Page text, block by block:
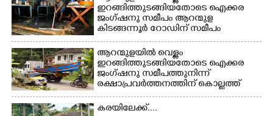
ഇറങ്ങിത്തുടങ്ങിയതോടെ ഐക്കര
ജംഗ്ഷനു സമീപം ആറന്മുള
കിടങ്ങന്നൂർ റോഡിന് സമീപം
പ്രവർത്തിക്കു ആറന്മുള തട്ടുകട
കഴുകി വൃത്തിയാക്കുന്നു.
ആറന്മുളയിൽ വെള്ളം
ഇറങ്ങിത്തുടങ്ങിയതോടെ ഐക്കര
ജംഗ്ഷനു സമീപത്തുനിന്ന്
രക്ഷാപ്രവർത്തനത്തിന് കൊല്ലത്ത്
നിന്ന് എത്തിയ ബോട്ടുകൾ
തിരികെക്കൊണ്ടുപോകുന്നു.
കരയിലേക്ക്....